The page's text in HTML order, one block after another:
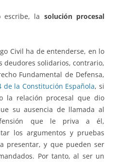
escribe, la solución procesal
Civil ha de entenderse, en lo
deudores solidarios, contrario,
Fundamental de Defensa,
de la Constitución Española, si
la relación procesal que dio
su ausencia de llamada al
que le priva a él,
los argumentos y pruebas
presentar, y que pueden ser
Por tanto, al ser un